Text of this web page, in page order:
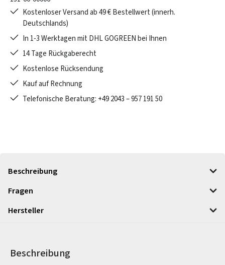
Kostenloser Versand ab 49 € Bestellwert (innerh.
Deutschlands)
In 1-3 Werktagen mit DHL GOGREEN bei Ihnen
14 Tage Rückgaberecht
Kostenlose Rücksendung
Kauf auf Rechnung
Telefonische Beratung: +49 2043 – 957 191 50
Beschreibung
Fragen
Hersteller
Beschreibung